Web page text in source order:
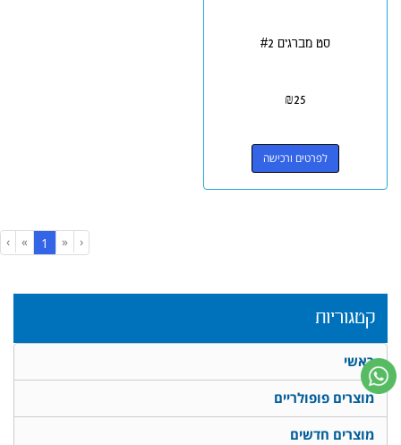
סט מברגים #2
₪25
לפרטים ורכישה
‹
«
1
»
›
קטגוריות
ראשי
מוצרים פופולריים
מוצרים חדשים